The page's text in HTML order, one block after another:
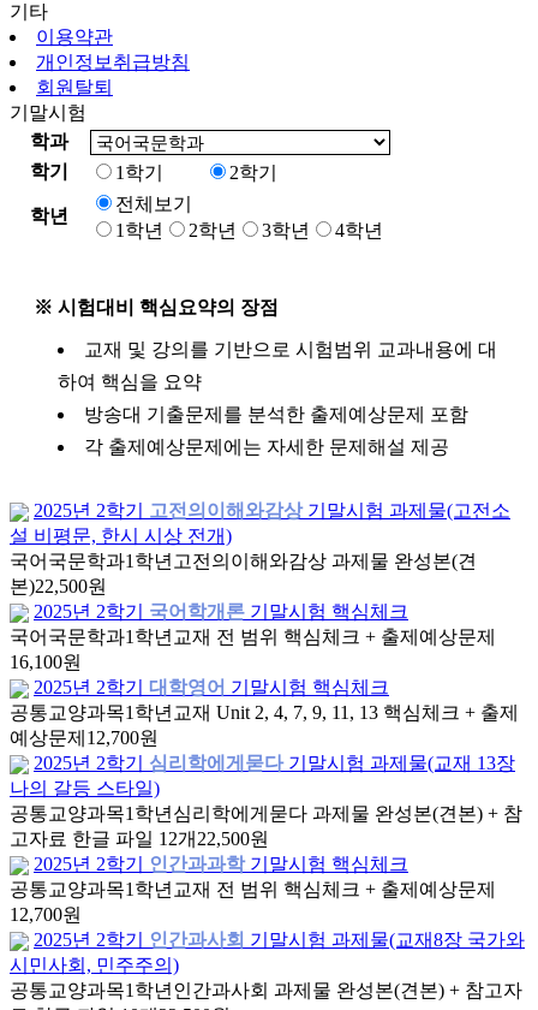
기타
이용약관
개인정보취급방침
회원탈퇴
기말시험
학과
학기
1학기 2학기
학년
전체보기
1학년
2학년 3학년 4학년
※ 시험대비 핵심요약의 장점
교재 및 강의를 기반으로 시험범위 교과내용에 대
하여 핵심을 요약
방송대 기출문제를 분석한 출제예상문제 포함
각 출제예상문제에는 자세한 문제해설 제공
2025년 2학기 고전의이해와감상 기말시험 과제물(고전소
설 비평문, 한시 시상 전개)
국어국문학과1학년 고전의이해와감상 과제물 완성본(견
본)22,500원
2025년 2학기
국어학개론 기말시험 핵심체크
국어국문학과1학년 교재 전 범위 핵심체크 + 출제예상문제
16,100원
2025년 2학기
대학영어 기말시험 핵심체크
공통교양과목1학년 교재 Unit 2, 4, 7, 9, 11, 13 핵심체크 + 출제
예상문제 12,700원
2025년 2학기
심리학에게묻다 기말시험 과제물(교재 13장
나의 갈등 스타일)
공통교양과목1학년 심리학에게묻다 과제물 완성본(견본) + 참
고자료 한글 파일 12개 22,500원
2025년 2학기
인간과과학 기말시험 핵심체크
공통교양과목1학년 교재 전 범위 핵심체크 + 출제예상문제
12,700원
2025년 2학기
인간과사회 기말시험 과제물(교재8장 국가와
시민사회, 민주주의)
공통교양과목1학년 인간과사회 과제물 완성본(견본) + 참고자